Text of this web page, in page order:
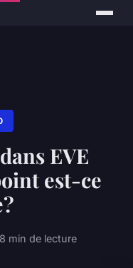
EVE
est-ce
8 min de lecture